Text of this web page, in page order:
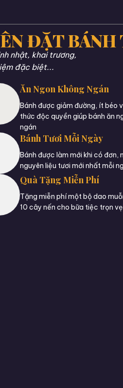
ĐẶT
nhật, khai trương,
đặc biệt...
Ăn Ngon Không Ngán
Bánh được giảm đường, ít béo
thức độc quyền giúp bánh ăn
ngán
Bánh Tươi Mỗi Ngày
Bánh được làm mới khi có đơn,
nguyên liệu tươi mới nhất mỗi
Quà Tặng Miễn Phí
Tặng miễn phí một bộ dao
10 cây nến cho bữa tiệc trọn